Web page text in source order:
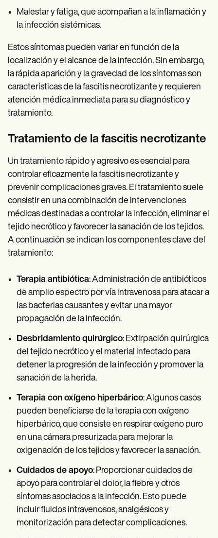
Malestar y fatiga, que acompañan a la inflamación y
la infección sistémicas.
Estos síntomas pueden variar en función de la
localización y el alcance de la infección. Sin embargo,
la rápida aparición y la gravedad de los síntomas son
características de la fascitis necrotizante y requieren
atención médica inmediata para su diagnóstico y
tratamiento.
Tratamiento de la fascitis necrotizante
Un tratamiento rápido y agresivo es esencial para
controlar eficazmente la fascitis necrotizante y
prevenir complicaciones graves. El tratamiento suele
consistir en una combinación de intervenciones
médicas destinadas a controlar la infección, eliminar el
tejido necrótico y favorecer la sanación de los tejidos.
A continuación se indican los componentes clave del
tratamiento:
Terapia antibiótica: Administración de antibióticos
de amplio espectro por vía intravenosa para atacar a
las bacterias causantes y evitar una mayor
propagación de la infección.
Desbridamiento quirúrgico: Extirpación quirúrgica
del tejido necrótico y el material infectado para
detener la progresión de la infección y promover la
sanación de la herida.
Terapia con oxígeno hiperbárico: Algunos casos
pueden beneficiarse de la terapia con oxígeno
hiperbárico, que consiste en respirar oxígeno puro
en una cámara presurizada para mejorar la
oxigenación de los tejidos y favorecer la sanación.
Cuidados de apoyo: Proporcionar cuidados de
apoyo para controlar el dolor, la fiebre y otros
síntomas asociados a la infección. Esto puede
incluir fluidos intravenosos, analgésicos y
monitorización para detectar complicaciones.